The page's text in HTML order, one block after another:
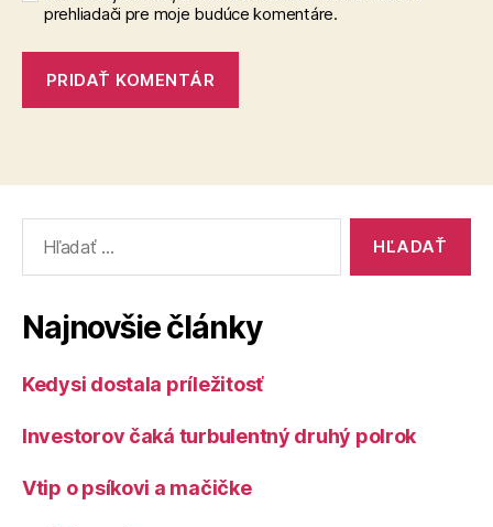
prehliadači pre moje budúce komentáre.
Najnovšie články
Kedysi dostala príležitosť
Investorov čaká turbulentný druhý polrok
Vtip o psíkovi a mačičke